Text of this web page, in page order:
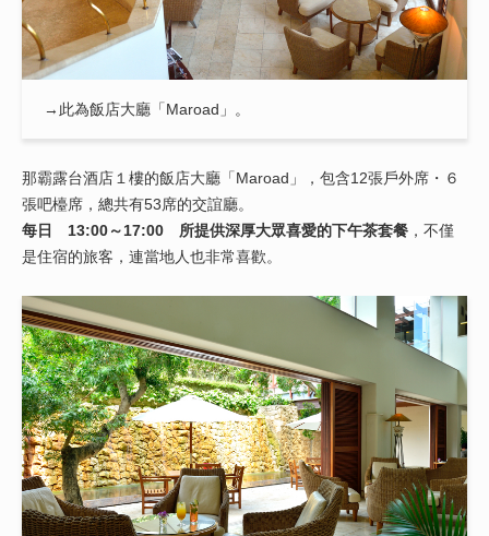
→此為飯店大廳「Maroad」。
那霸露台酒店１樓的飯店大廳「Maroad」，包含12張戶外席・６
張吧檯席，總共有53席的交誼廳。
每日 13:00～17:00 所提供深厚大眾喜愛的下午茶套餐 ，不僅
是住宿的旅客，連當地人也非常喜歡。